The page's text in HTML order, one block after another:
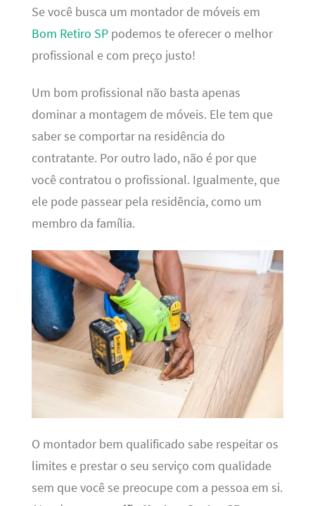
Se você busca um montador de móveis em
Bom Retiro SPpodemos te oferecer o melhor
profissional e com preço justo!
Um bom profissional não basta apenas
dominar a montagem de móveis. Ele tem que
saber se comportar na residência do
contratante. Por outro lado, não é por que
você contratou o profissional. Igualmente, que
ele pode passear pela residência, como um
membro da família.
O montador bem qualificado sabe respeitar os
limites e prestar o seu serviço com qualidade
sem que você se preocupe com a pessoa em si.